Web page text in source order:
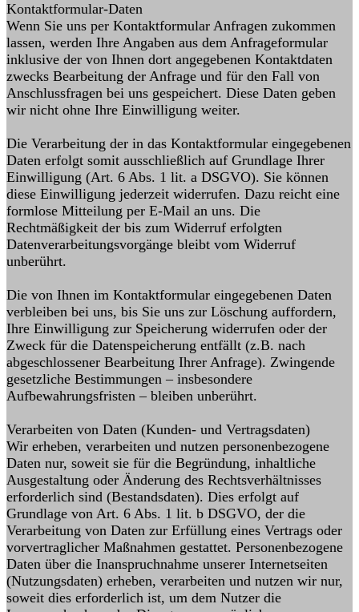
Kontaktformular-Daten
Wenn Sie uns per Kontaktformular Anfragen zukommen
lassen, werden Ihre Angaben aus dem Anfrageformular
inklusive der von Ihnen dort angegebenen Kontaktdaten
zwecks Bearbeitung der Anfrage und für den Fall von
Anschlussfragen bei uns gespeichert. Diese Daten geben
wir nicht ohne Ihre Einwilligung weiter.
Die Verarbeitung der in das Kontaktformular eingegebenen
Daten erfolgt somit ausschließlich auf Grundlage Ihrer
Einwilligung (Art. 6 Abs. 1 lit. a DSGVO). Sie können
diese Einwilligung jederzeit widerrufen. Dazu reicht eine
formlose Mitteilung per E-Mail an uns. Die
Rechtmäßigkeit der bis zum Widerruf erfolgten
Datenverarbeitungsvorgänge bleibt vom Widerruf
unberührt.
Die von Ihnen im Kontaktformular eingegebenen Daten
verbleiben bei uns, bis Sie uns zur Löschung auffordern,
Ihre Einwilligung zur Speicherung widerrufen oder der
Zweck für die Datenspeicherung entfällt (z.B. nach
abgeschlossener Bearbeitung Ihrer Anfrage). Zwingende
gesetzliche Bestimmungen – insbesondere
Aufbewahrungsfristen – bleiben unberührt.
Verarbeiten von Daten (Kunden- und Vertragsdaten)
Wir erheben, verarbeiten und nutzen personenbezogene
Daten nur, soweit sie für die Begründung, inhaltliche
Ausgestaltung oder Änderung des Rechtsverhältnisses
erforderlich sind (Bestandsdaten). Dies erfolgt auf
Grundlage von Art. 6 Abs. 1 lit. b DSGVO, der die
Verarbeitung von Daten zur Erfüllung eines Vertrags oder
vorvertraglicher Maßnahmen gestattet. Personenbezogene
Daten über die Inanspruchnahme unserer Internetseiten
(Nutzungsdaten) erheben, verarbeiten und nutzen wir nur,
soweit dies erforderlich ist, um dem Nutzer die